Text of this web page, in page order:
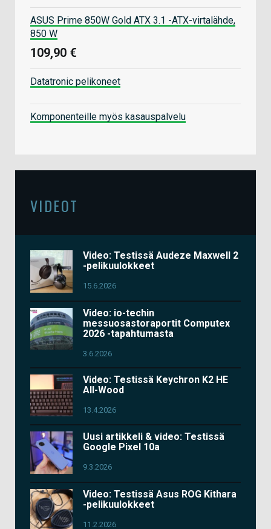
ASUS Prime 850W Gold ATX 3.1 -ATX-virtalähde,
850 W
109,90 €
Datatronic pelikoneet
Komponenteille myös kasauspalvelu
VIDEOT
Video: Testissä Audeze Maxwell 2
-pelikuulokkeet
15.6.2026
Video: io-techin
messuosastoraportit Computex
2026 -tapahtumasta
3.6.2026
Video: Testissä Keychron K2 HE
All-Wood
13.4.2026
Uusi artikkeli & video: Testissä
Google Pixel 10a
9.3.2026
Video: Testissä Asus ROG Kithara
-pelikuulokkeet
11.2.2026